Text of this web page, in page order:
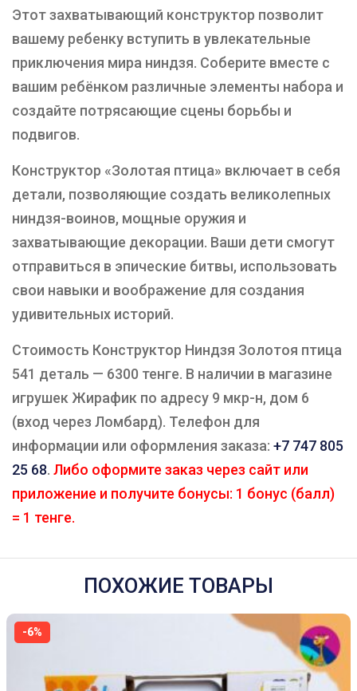
Этот захватывающий конструктор позволит
вашему ребенку вступить в увлекательные
приключения мира ниндзя. Соберите вместе с
вашим ребёнком различные элементы набора и
создайте потрясающие сцены борьбы и
подвигов.
Конструктор «Золотая птица» включает в себя
детали, позволяющие создать великолепных
ниндзя-воинов, мощные оружия и
захватывающие декорации. Ваши дети смогут
отправиться в эпические битвы, использовать
свои навыки и воображение для создания
удивительных историй.
Стоимость Конструктор Ниндзя Золотоя птица
541 деталь — 6300 тенге. В наличии в магазине
игрушек Жирафик по адресу 9 мкр-н, дом 6
(вход через Ломбард). Телефон для
информации или оформления заказа: +7 747 805
25 68. Либо оформите заказ через сайт или
приложение и получите бонусы: 1 бонус (балл)
= 1 тенге.
ПОХОЖИЕ ТОВАРЫ
-6%